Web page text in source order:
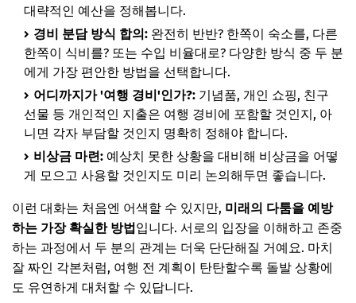
대략적인 예산을 정해봅니다.
경비 분담 방식 합의: 완전히 반반? 한쪽이 숙소를, 다른
한쪽이 식비를? 또는 수입 비율대로? 다양한 방식 중 두 분
에게 가장 편안한 방법을 선택합니다.
어디까지가 '여행 경비'인가?: 기념품, 개인 쇼핑, 친구
선물 등 개인적인 지출은 여행 경비에 포함할 것인지, 아
니면 각자 부담할 것인지 명확히 정해야 합니다.
비상금 마련: 예상치 못한 상황을 대비해 비상금을 어떻
게 모으고 사용할 것인지도 미리 논의해두면 좋습니다.
이런 대화는 처음엔 어색할 수 있지만, 미래의 다툼을 예방
하는 가장 확실한 방법입니다. 서로의 입장을 이해하고 존중
하는 과정에서 두 분의 관계는 더욱 단단해질 거예요. 마치
잘 짜인 각본처럼, 여행 전 계획이 탄탄할수록 돌발 상황에
도 유연하게 대처할 수 있답니다.